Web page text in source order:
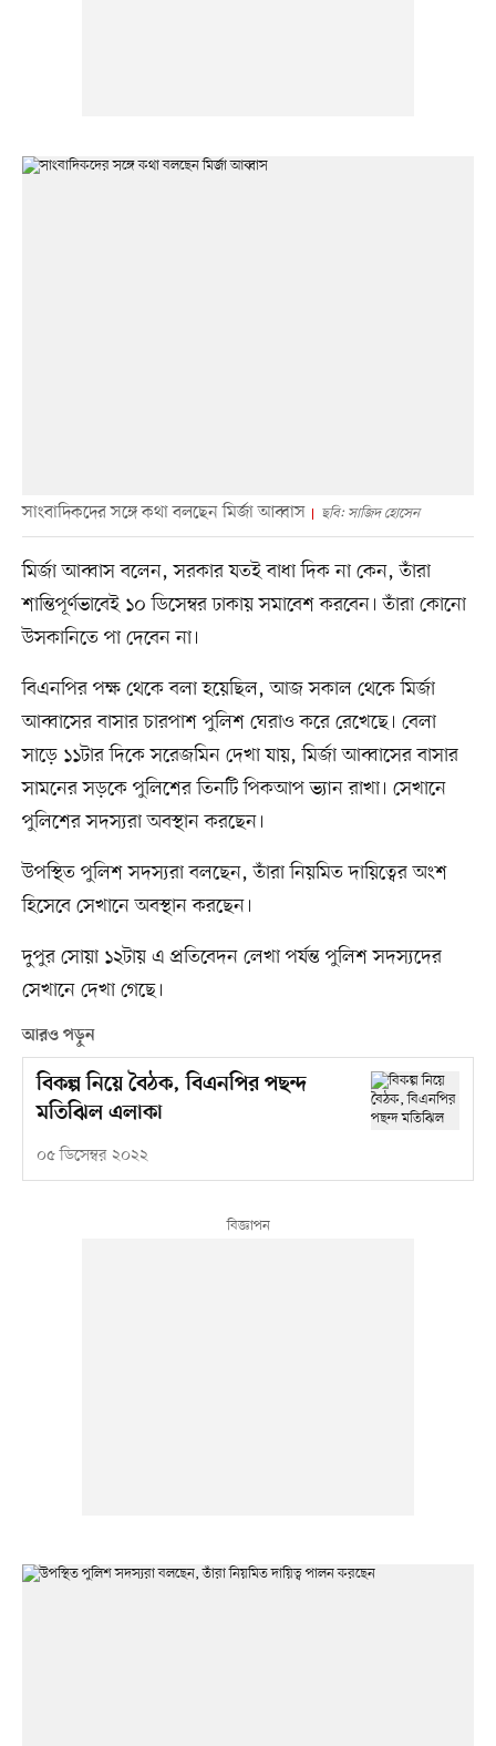
সাংবাদিকদের সঙ্গে কথা বলছেন মির্জা আব্বাস ছবি: সাজিদ হোসেন
মির্জা আব্বাস বলেন, সরকার যতই বাধা দিক না কেন, তাঁরা
শান্তিপূর্ণভাবেই ১০ ডিসেম্বর ঢাকায় সমাবেশ করবেন। তাঁরা কোনো
উসকানিতে পা দেবেন না।
বিএনপির পক্ষ থেকে বলা হয়েছিল, আজ সকাল থেকে মির্জা
আব্বাসের বাসার চারপাশ পুলিশ ঘেরাও করে রেখেছে। বেলা
সাড়ে ১১টার দিকে সরেজমিন দেখা যায়, মির্জা আব্বাসের বাসার
সামনের সড়কে পুলিশের তিনটি পিকআপ ভ্যান রাখা। সেখানে
পুলিশের সদস্যরা অবস্থান করছেন।
উপস্থিত পুলিশ সদস্যরা বলছেন, তাঁরা নিয়মিত দায়িত্বের অংশ
হিসেবে সেখানে অবস্থান করছেন।
দুপুর সোয়া ১২টায় এ প্রতিবেদন লেখা পর্যন্ত পুলিশ সদস্যদের
সেখানে দেখা গেছে।
আরও পড়ুন
বিকল্প নিয়ে বৈঠক, বিএনপির পছন্দ
মতিঝিল এলাকা
০৫ ডিসেম্বর ২০২২